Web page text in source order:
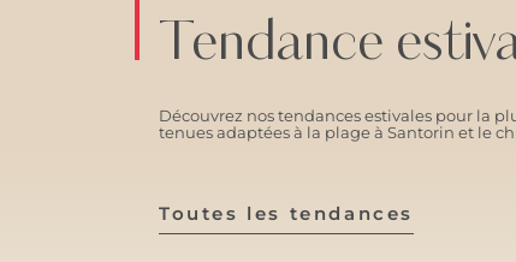
Tendance
Découvrez nos tendances estivales pour la
tenues adaptées à la plage à Santorin et le
Toutes les tendances